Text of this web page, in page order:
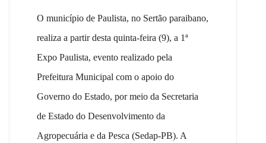
O município de Paulista, no Sertão paraibano,
realiza a partir desta quinta-feira (9), a 1ª
Expo Paulista, evento realizado pela
Prefeitura Municipal com o apoio do
Governo do Estado, por meio da Secretaria
de Estado do Desenvolvimento da
Agropecuária e da Pesca (Sedap-PB). A